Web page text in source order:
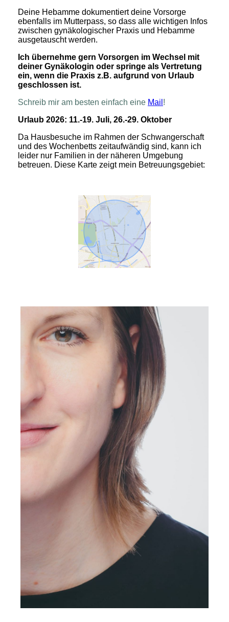
Deine Hebamme dokumentiert deine Vorsorge
ebenfalls im Mutterpass, so dass alle wichtigen Infos
zwischen gynäkologischer Praxis und Hebamme
ausgetauscht werden.
Ich übernehme gern Vorsorgen im Wechsel mit
deiner Gynäkologin oder springe als Vertretung
ein, wenn die Praxis z.B. aufgrund von Urlaub
geschlossen ist.
Schreib mir am besten einfach eine Mail !
Urlaub 2026: 11.-19. Juli, 26.-29. Oktober
Da Hausbesuche im Rahmen der Schwangerschaft
und des Wochenbetts zeitaufwändig sind, kann ich
leider nur Familien in der näheren Umgebung
betreuen. Diese Karte zeigt mein Betreuungsgebiet: